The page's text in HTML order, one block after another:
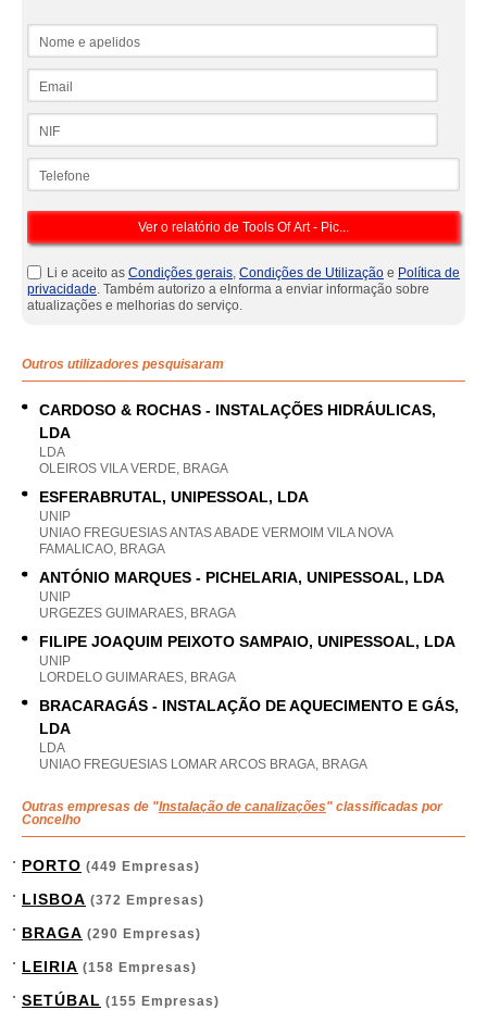
Li e aceito as Condições gerais, Condições de Utilização e Política de
privacidade. Também autorizo a eInforma a enviar informação sobre
atualizações e melhorias do serviço.
Outros utilizadores pesquisaram
CARDOSO & ROCHAS - INSTALAÇÕES HIDRÁULICAS,
LDA
LDA
OLEIROS VILA VERDE, BRAGA
ESFERABRUTAL, UNIPESSOAL, LDA
UNIP
UNIAO FREGUESIAS ANTAS ABADE VERMOIM VILA NOVA
FAMALICAO, BRAGA
ANTÓNIO MARQUES - PICHELARIA, UNIPESSOAL, LDA
UNIP
URGEZES GUIMARAES, BRAGA
FILIPE JOAQUIM PEIXOTO SAMPAIO, UNIPESSOAL, LDA
UNIP
LORDELO GUIMARAES, BRAGA
BRACARAGÁS - INSTALAÇÃO DE AQUECIMENTO E GÁS,
LDA
LDA
UNIAO FREGUESIAS LOMAR ARCOS BRAGA, BRAGA
Outras empresas de "Instalação de canalizações" classificadas por
Concelho
PORTO (449 Empresas)
LISBOA (372 Empresas)
BRAGA (290 Empresas)
LEIRIA (158 Empresas)
SETÚBAL (155 Empresas)